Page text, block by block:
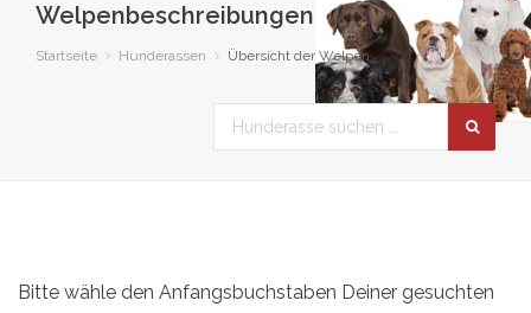
Welpenbeschreibungen
Startseite Hunderassen Übersicht der Welpen
Bitte wähle den Anfangsbuchstaben Deiner gesuchten